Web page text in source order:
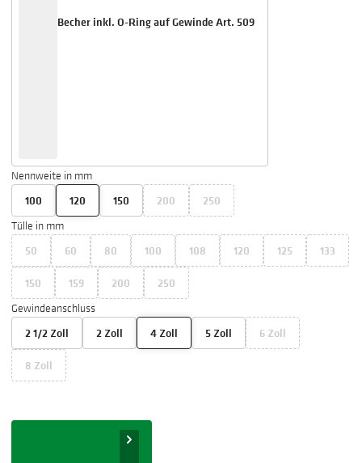
Becher inkl. O-Ring auf Gewinde Art. 509
Nennweite in mm
100 120 150 200 250
Tülle in mm
50 60 80 100 108 120 125
133
150
159 200 250
Gewindeanschluss
2 1/2 Zoll 2 Zoll 4 Zoll 5 Zoll
6 Zoll
8 Zoll